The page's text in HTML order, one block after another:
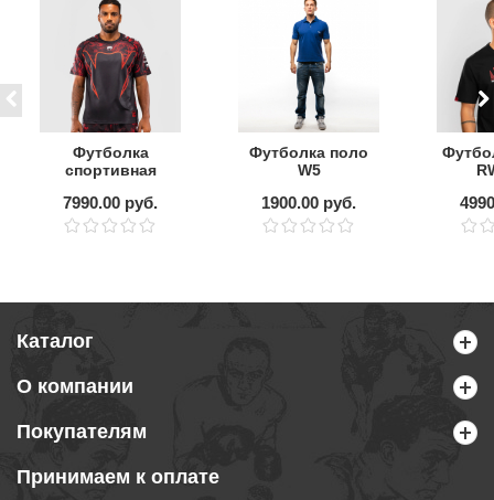
Футболка
спортивная
Anniversary
Black/Red
7990.00 руб.
Футболка поло
W5
1900.00 руб.
Каталог
О компании
Покупателям
Принимаем к оплате